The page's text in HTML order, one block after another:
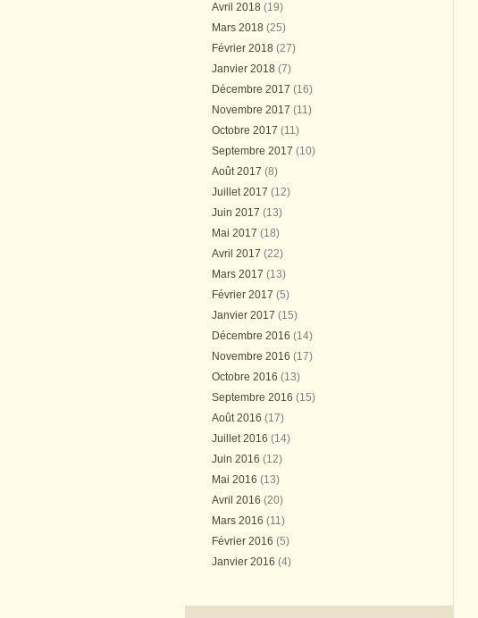
Avril 2018 (19)
Mars 2018 (25)
Février 2018 (27)
Janvier 2018 (7)
Décembre 2017 (16)
Novembre 2017 (11)
Octobre 2017 (11)
Septembre 2017 (10)
Août 2017 (8)
Juillet 2017 (12)
Juin 2017 (13)
Mai 2017 (18)
Avril 2017 (22)
Mars 2017 (13)
Février 2017 (5)
Janvier 2017 (15)
Décembre 2016 (14)
Novembre 2016 (17)
Octobre 2016 (13)
Septembre 2016 (15)
Août 2016 (17)
Juillet 2016 (14)
Juin 2016 (12)
Mai 2016 (13)
Avril 2016 (20)
Mars 2016 (11)
Février 2016 (5)
Janvier 2016 (4)